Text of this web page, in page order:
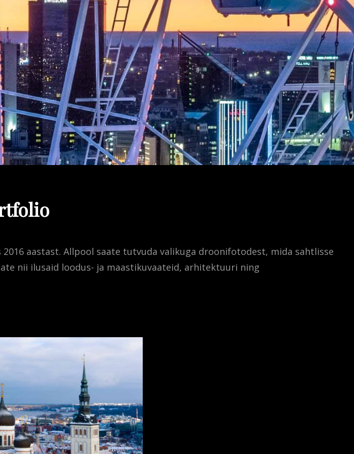
aastast. Allpool saate tutvuda valikuga droonifotodest, mida sahtlisse
nii ilusaid loodus- ja maastikuvaateid, arhitektuuri ning